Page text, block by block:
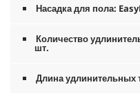
Насадка для пола:
Количество
шт.
Длина удлинительных